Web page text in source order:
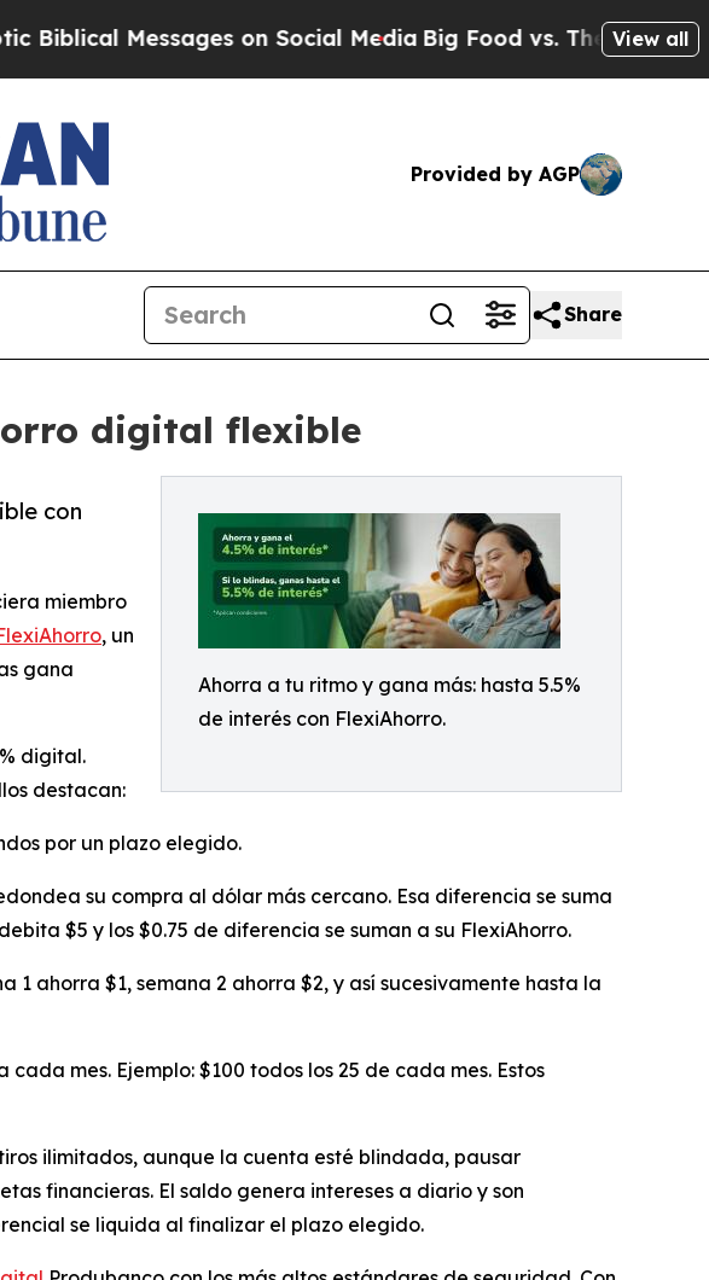
Messages on Social MediaBig Food vs. The People. BigView all
Provided by AGP
Share
digital flexible
Ahorra a tu ritmo y gana más: hasta 5.5%
de interés con FlexiAhorro.
con
miembro
, un
gana
digital.
destacan:
por un plazo elegido.
su compra al dólar más cercano. Esa diferencia se suma
$5 y los $0.75 de diferencia se suman a su FlexiAhorro.
1 ahorra $1, semana 2 ahorra $2, y así sucesivamente hasta la
mes. Ejemplo: $100 todos los 25 de cada mes. Estos
ilimitados, aunque la cuenta esté blindada, pausar
financieras. El saldo genera intereses a diario y son
se liquida al finalizar el plazo elegido.